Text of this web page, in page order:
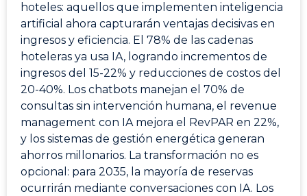
hoteles: aquellos que implementen inteligencia
artificial ahora capturarán ventajas decisivas en
ingresos y eficiencia. El 78% de las cadenas
hoteleras ya usa IA, logrando incrementos de
ingresos del 15-22% y reducciones de costos del
20-40%. Los chatbots manejan el 70% de
consultas sin intervención humana, el revenue
management con IA mejora el RevPAR en 22%,
y los sistemas de gestión energética generan
ahorros millonarios. La transformación no es
opcional: para 2035, la mayoría de reservas
ocurrirán mediante conversaciones con IA. Los